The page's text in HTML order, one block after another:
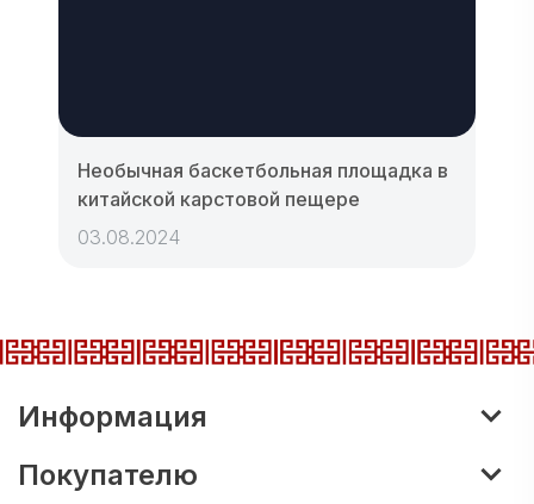
Необычная баскетбольная площадка в
китайской карстовой пещере
03.08.2024
Информация
Покупателю